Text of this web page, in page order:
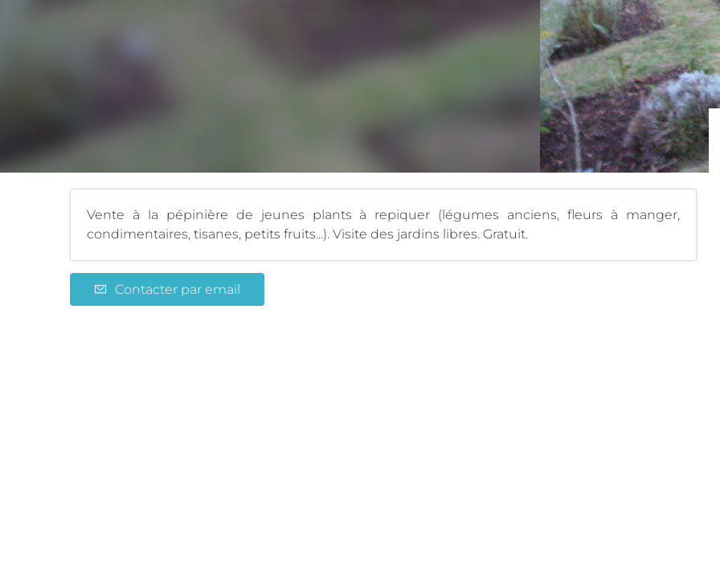
Vente à la pépinière de jeunes plants à repiquer (légumes anciens, fleurs à manger,
condimentaires, tisanes, petits fruits...). Visite des jardins libres. Gratuit.
Contacter par email